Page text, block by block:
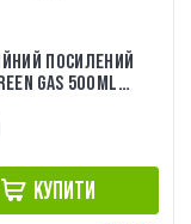
ПОСИЛЕНИЙ
GAS 500ML
КУПИТИ